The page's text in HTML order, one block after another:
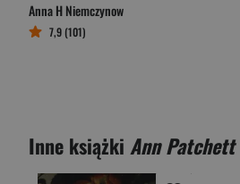
Anna H Niemczynow
7,9 (101)
Inne książki Ann Patchett